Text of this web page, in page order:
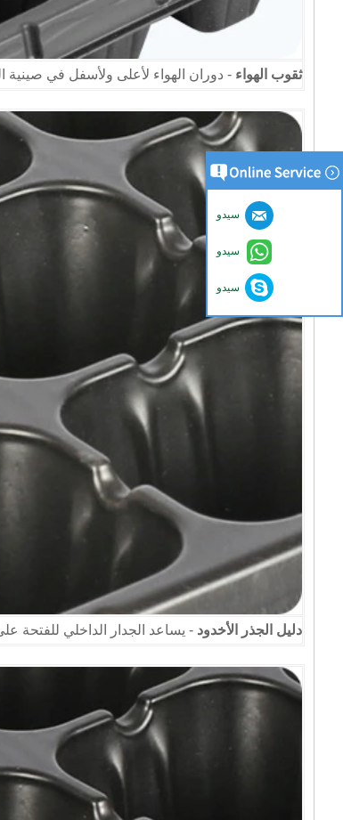
ثقوب الهواء - دوران الهواء لأعلى ولأسفل في صينية
دليل الجذر الأخدود - يساعد الجدار الداخلي للفتحة
سيدو
سيدو
سيدو